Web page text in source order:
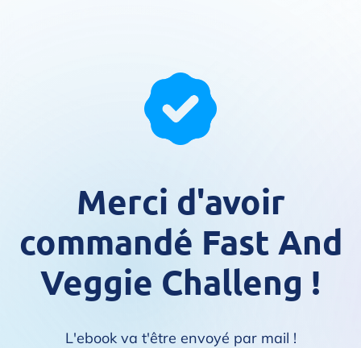
Merci d'avoir
commandé Fast And
Veggie Challeng !
L'ebook va t'être envoyé par mail !